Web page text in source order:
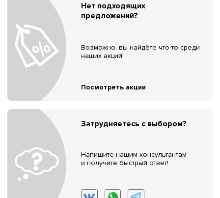
Нет подходящих
предложений?
Возможно, вы найдёте что-то среди
наших акций!
Посмотреть акции
Затрудняетесь с выбором?
Напишите нашим консультантам
и получите быстрый ответ!